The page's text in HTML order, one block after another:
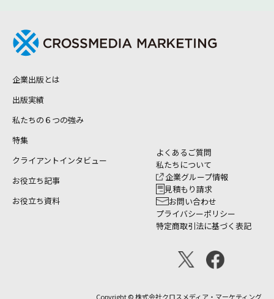
企業出版とは
出版実績
私たちの６つの強み
特集
クライアントインタビュー
お役立ち記事
お役立ち資料
よくあるご質問
私たちについて
企業グループ情報
見積もり請求
お問い合わせ
プライバシーポリシー
特定商取引法に基づく表記
Copyright © 株式会社クロスメディア・マーケティング